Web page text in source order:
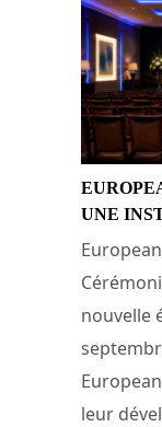
UNE
nouvelle
leur